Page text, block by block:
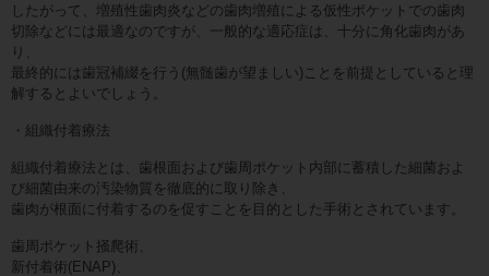
したがって、増殖性歯肉炎などの歯肉増殖による仮性ポケットでの歯肉
切除などには最適なのですが、一般的な適応症は、十分に角化歯肉があ
り、
最終的には歯冠補綴を行う(無髄歯が望ましい)ことを前提としていると理
解するとよいでしょう。
・組織付着療法
組織付着療法とは、歯根面および歯周ポケット内部に蓄積した細菌およ
び細菌由来の汚染物質を徹底的に取り除き、
歯肉が根面に付着するのを促すことを目的とした手術とされています。
歯周ポケット掻爬術、
新付着術(ENAP)、